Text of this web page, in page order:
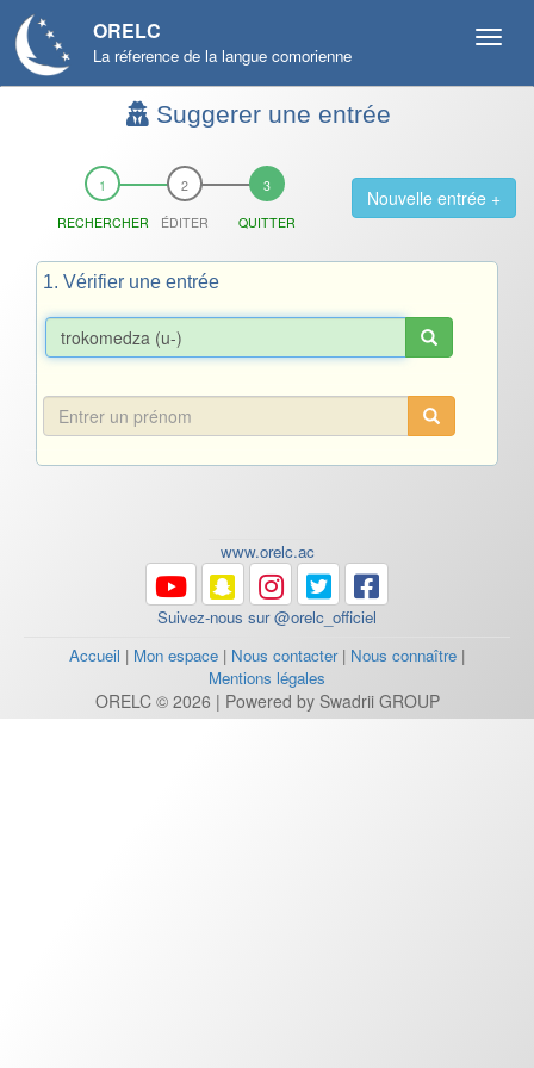
ORELC
La réference de la langue comorienne
Suggerer une entrée
RECHERCHER ÉDITER QUITTER
Nouvelle entrée +
1. Vérifier une entrée
www.orelc.ac
Suivez-nous sur @orelc_officiel
Accueil | Mon espace | Nous contacter| Nous connaître |
Mentions légales
ORELC © 2026 | Powered by Swadrii GROUP